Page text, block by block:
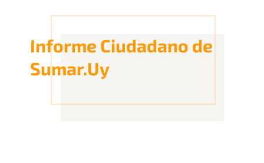
Informe Ciudadano de
Sumar.Uy